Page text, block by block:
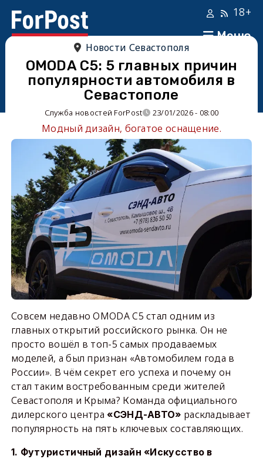
Меню
18+
Новости Севастополя
OMODA C5: 5 главных причин
популярности автомобиля в
Севастополе
Служба новостей ForPost 23/01/2026 - 08:00
Модный дизайн, богатое оснащение.
Совсем недавно OMODA C5 стал одним из
главных открытий российского рынка. Он не
просто вошёл в топ-5 самых продаваемых
моделей, а был признан «Автомобилем года в
России». В чём секрет его успеха и почему он
стал таким востребованным среди жителей
Севастополя и Крыма? Команда официального
дилерского центра«СЭНД-АВТО» раскладывает
популярность на пять ключевых составляющих.
1. Футуристичный дизайн «Искусство в